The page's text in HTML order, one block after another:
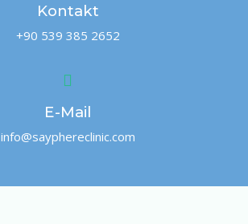
Kontakt
+90 539 385 2652
E-Mail
info@sayphereclinic.com